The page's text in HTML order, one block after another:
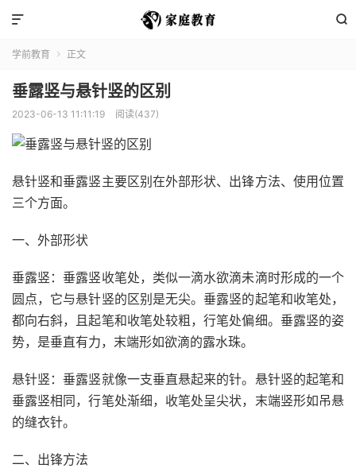


学前教育  正文
垂露竖与悬针竖的区别
2023-06-13 11:11:19 阅读(437)
悬针竖和垂露竖主要区别在外部形状、出锋方法、使用位置
三个方面。
一、外部形状
垂露竖：垂露竖收笔处，类似一滴水欲滴未滴时形成的一个
圆点，它与悬针竖的区别是无尖。垂露竖的起笔和收笔处，
都向右斜，且起笔和收笔处较粗，行笔处偏细。垂露竖的姿
势，是垂直有力，末端形如欲滴的露水珠。
悬针竖：垂露竖就像一支垂直悬起来的针。悬针竖的起笔和
垂露竖相同，行笔处渐细，收笔处呈尖状，末端竖形如吊悬
的缝衣针。
二、出锋方法